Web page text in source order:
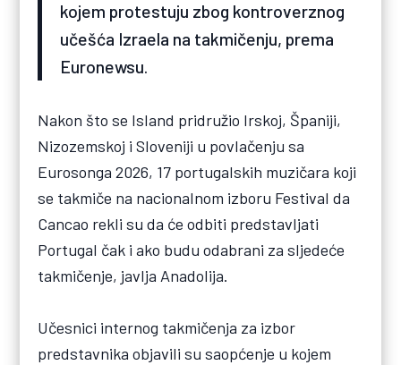
kojem protestuju zbog kontroverznog
učešća Izraela na takmičenju, prema
Euronewsu.
Nakon što se Island pridružio Irskoj, Španiji,
Nizozemskoj i Sloveniji u povlačenju sa
Eurosonga 2026, 17 portugalskih muzičara koji
se takmiče na nacionalnom izboru Festival da
Cancao rekli su da će odbiti predstavljati
Portugal čak i ako budu odabrani za sljedeće
takmičenje, javlja Anadolija.
Učesnici internog takmičenja za izbor
predstavnika objavili su saopćenje u kojem